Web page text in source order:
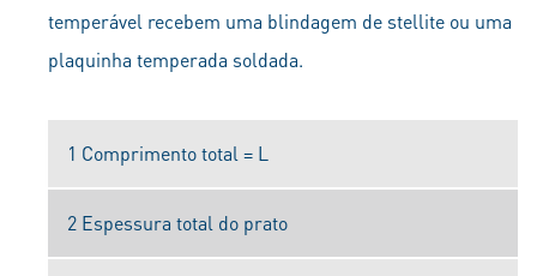
temperável recebem uma blindagem de stellite ou uma
plaquinha temperada soldada.
1 Comprimento total = L
2 Espessura total do prato